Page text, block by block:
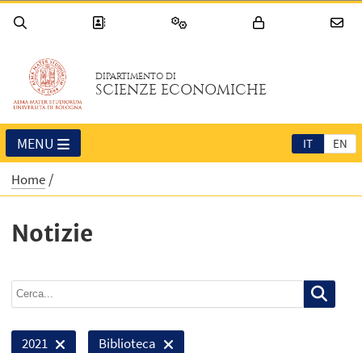
DIPARTIMENTO DI
SCIENZE ECONOMICHE
IT EN
MENU
Home
Notizie
2021 Biblioteca